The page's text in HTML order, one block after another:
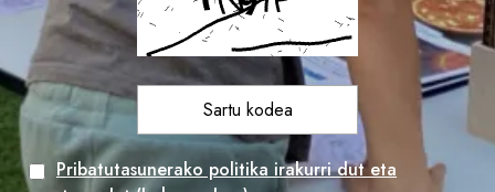
Pribatutasunerako politika irakurri dut eta